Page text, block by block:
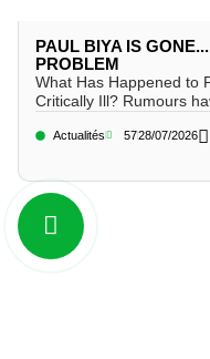
PAUL BIYA IS
PROBLEM
What Has Happened to
Critically Ill? Rumours
Actualités 5728/07/2026